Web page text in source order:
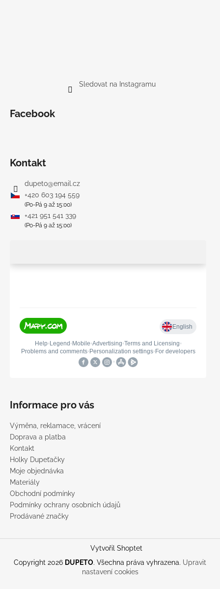
Sledovat na Instagramu
Facebook
Kontakt
dupeto@email.cz
+420 603 194 559
(Po-Pá 9 až 15:00)
+421 951 541 339
(Po-Pá 9 až 15:00)
Informace pro vás
Výměna, reklamace, vrácení
Doprava a platba
Kontakt
Holky Dupeťačky
Moje objednávka
Materiály
Obchodní podmínky
Podmínky ochrany osobních údajů
Prodávané značky
Vytvořil Shoptet
Copyright 2026 DUPETO. Všechna práva vyhrazena. Upravit
nastavení cookies